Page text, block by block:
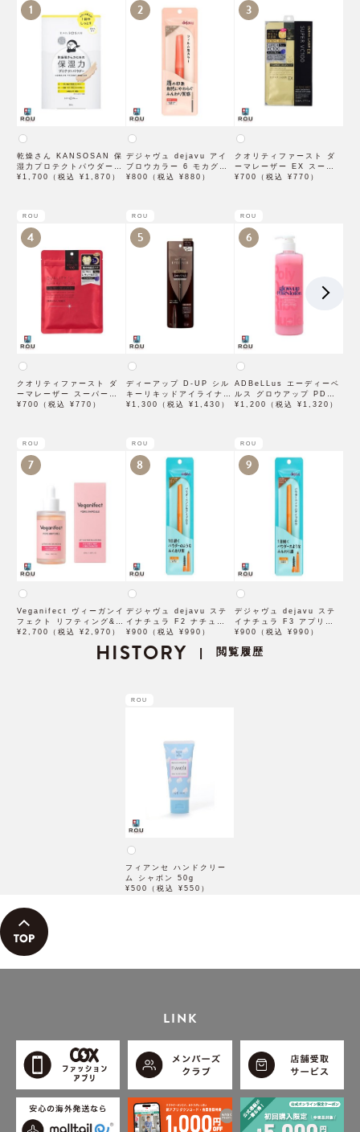
1
乾燥さん KANSOSAN 保
湿力プロテクトパウダー
10g【BCLカンパニー】
¥1,700（税込 ¥1,870）
2
デジャヴュ dejavu アイ
ブロウカラー 6 モカグレ
ージュ【アイブロウ】【イ
¥800（税込 ¥880）
3
クオリティファースト ダ
ーマレーザー EX スーパ
ー VC100 マスク 1枚入
¥700（税込 ¥770）
ROU
4
クオリティファースト ダ
ーマレーザー スーパーレ
チノール100マスク 7枚入
¥700（税込 ¥770）
ROU
5
ディーアップ D-UP シル
キーリキッドアイライナー
WP ブラウンブラック
¥1,300（税込 ¥1,430）
ROU
6
ADBeLLus エーディーベ
ルス グロウアップ PDRN
ローション 500mL
¥1,200（税込 ¥1,320）
ROU
7
Veganifect ヴィーガンイ
フェクト リフティング&バ
ランシング フィグチェス
¥2,700（税込 ¥2,970）
ROU
8
デジャヴュ dejavu ステ
イナチュラ F2 ナチュラル
ブラウン【アイブロウ】
¥900（税込 ¥990）
ROU
9
デジャヴュ dejavu ステ
イナチュラ F3 アプリコッ
トブラウン【アイブロウ】
¥900（税込 ¥990）
HISTORY | 閲覧履歴
ROU
フィアンセ ハンドクリー
ム シャボン 50g
¥500（税込 ¥550）
LINK